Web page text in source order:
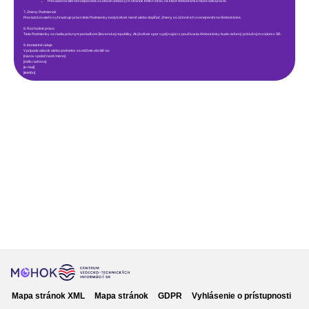
Prevádzkovateľ nezodpovedá za obsah webových stránok tretích strán, na ktoré Webstránka môže odkazovať.
7. Zmeny Podmienok
Prevádzkovateľ si vyhradzuje právo tieto Podmienky kedykoľvek meniť alebo dopĺňať. Zmeny sú účinné ich zverejnením na Webstránke.
8. Rozhodné právo
Tieto Podmienky sa riadia právnym poriadkom Slovenskej republiky. Akýkoľvek spor vyplývajúci z používania Webstránky bude riešený príslušným súdom v SR.
9. Kontaktné údaje
V prípade otázok alebo podnetov sa môžete obrátiť na:
[názov spoločnosti / meno]
[sídlo / adresa]
[e-mail]
[telefón]
Mapa stránok XML Mapa stránok GDPR Vyhlásenie o prístupnosti